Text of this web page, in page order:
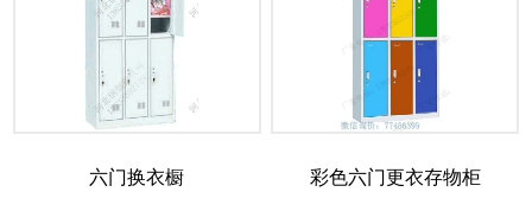
六门换衣橱 彩色六门更衣存物柜